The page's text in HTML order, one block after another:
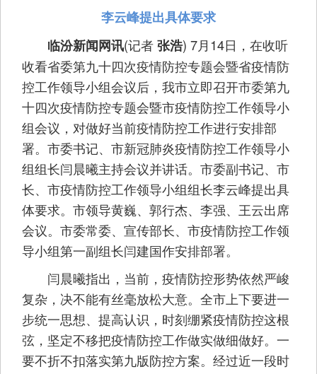
李云峰提出具体要求
临汾新闻网讯(记者张浩) 7月14日，在收听
收看省委第九十四次疫情防控专题会暨省疫情防
控工作领导小组会议后，我市立即召开市委第九
十四次疫情防控专题会暨市疫情防控工作领导小
组会议，对做好当前疫情防控工作进行安排部
署。市委书记、市新冠肺炎疫情防控工作领导小
组组长闫晨曦主持会议并讲话。市委副书记、市
长、市疫情防控工作领导小组组长李云峰提出具
体要求。市领导黄巍、郭行杰、李强、王云出席
会议。市委常委、宣传部长、市疫情防控工作领
导小组第一副组长闫建国作安排部署。
闫晨曦指出，当前，疫情防控形势依然严峻
复杂，决不能有丝毫放松大意。全市上下要进一
步统一思想、提高认识，时刻绷紧疫情防控这根
弦，坚定不移把疫情防控工作做实做细做好。一
要不折不扣落实第九版防控方案。经过近一段时